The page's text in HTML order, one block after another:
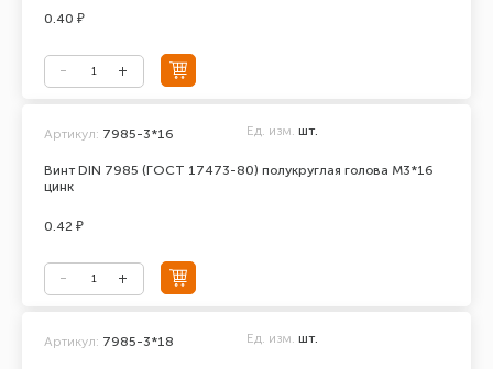
0.40 ₽
Винт DIN 7985 (ГОСТ 17473-80) полукруглая голова М3*16
цинк
Артикул: 7985-3*16 Ед. изм. шт.
0.42 ₽
Артикул: 7985-3*18 Ед. изм. шт.